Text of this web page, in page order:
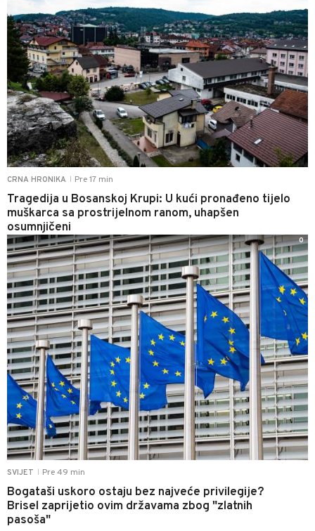
CRNA HRONIKA Pre 17 min
Tragedija u Bosanskoj Krupi: U kući pronađeno tijelo
muškarca sa prostrijelnom ranom, uhapšen
osumnjičeni
SVIJET Pre 49 min
Bogataši uskoro ostaju bez najveće privilegije?
Brisel zaprijetio ovim državama zbog "zlatnih
pasoša"
0